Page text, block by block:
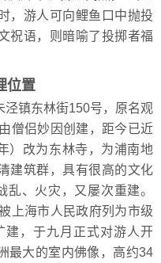
，游人可向鲤鱼口中抛投
祝语，则暗喻了投掷者福
位置
镇东林街150号，原名观
僧侣妙因创建，距今已近
）改为东林寺，为浦南地
建筑群，具有很高的文化
、火灾，又屡次重建。
上海市人民政府列为市级
建，于九月正式对游人开
最大的室内佛像，高约34